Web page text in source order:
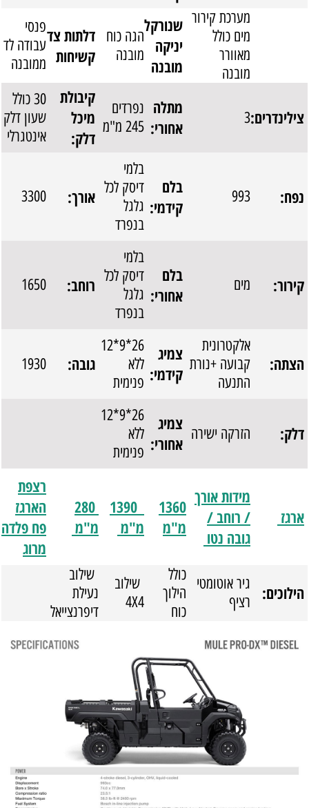
מערכת קירור
מים כולל
מאוורר
מובנה
שנורקל
יניקה
מובנה
הגה כוח
מובנה
דלתות צד
קשיחות
פנסי
עבודה לד
ממובנה
צילינדרים:3
מתלה
אחורי:
נפרדים
245 מ"מ
קיבולת
מיכל
דלק:
30 כולל
שעון דלק
אינטגרלי
נפח: 993
בלם
קידמי:
בלמי
דיסק לכל
גלגל
בנפרד
אורך: 3300
קירור: מים
בלם
אחורי:
בלמי
דיסק לכל
גלגל
בנפרד
רוחב: 1650
הצתה:
אלקטרונית
קבועה +נורת
התנעה
צמיג
קידמי:
26*9*12
ללא
פנימית
גובה: 1930
דלק: הזרקה ישירה
צמיג
אחורי:
26*9*12
ללא
פנימית
ארגז
מידות אורך
/ רוחב /
גובה נטו
1360
מ"מ
1390
מ"מ
280
מ"מ
רצפת
הארגז
פח פלדה
מרוג
הילוכים:
גיר אוטומטי
רציף
כולל
הילוך
כוח
שילוב
4X4
שילוב
נעילת
דיפרנצייאל